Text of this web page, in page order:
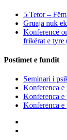
5 Tetor –
Gruaja nuk
Konferencë
frikërat e tyre
Postimet e fundit
Seminari i
Konferenca e
Konferenca e
Konferenca e